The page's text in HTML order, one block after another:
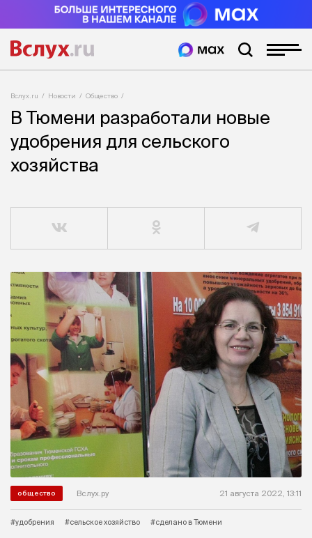
Вслух.ru Новости Общество
В Тюмени разработали новые
удобрения для сельского
хозяйства
общество Вслух.ру 21 августа 2022, 13:11
#удобрения #сельское хозяйство #сделано в Тюмени